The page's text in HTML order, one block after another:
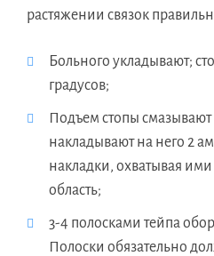
растяжении связок
Больного укладывают;
градусов;
Подъем стопы
накладывают на него 2
накладки, охватывая
область;
3-4 полосками тейпа
Полоски обязательно